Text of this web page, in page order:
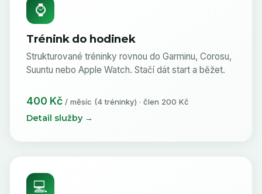
⌚
Trénink do hodinek
Strukturované tréninky rovnou do Garminu, Corosu,
Suuntu nebo Apple Watch. Stačí dát start a běžet.
400 Kč / měsíc (4 tréninky) · člen 200 Kč
Detail služby →
💻